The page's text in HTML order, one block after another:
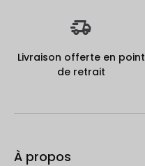
Livraison offerte en point
de retrait
À propos